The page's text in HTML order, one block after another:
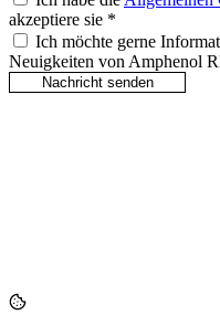
akzeptiere sie *
Ich möchte gerne
Neuigkeiten von Amphenol